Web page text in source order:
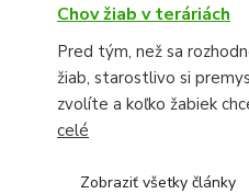
Chov žiab v teráriách
Pred tým, než sa
žiab, starostlivo si
zvolíte a koľko žabiek
celé
Zobraziť všetky články